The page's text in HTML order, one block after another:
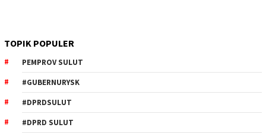
TOPIK POPULER
PEMPROV SULUT
#GUBERNURYSK
#DPRDSULUT
#DPRD SULUT